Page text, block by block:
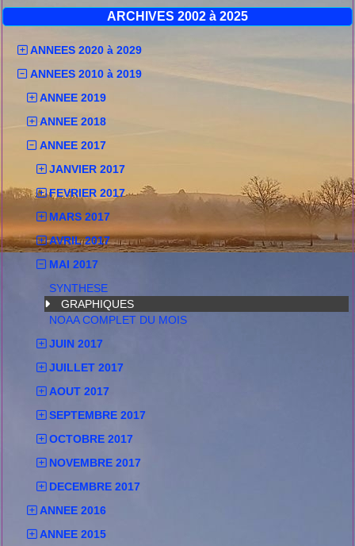
ARCHIVES 2002 à 2025
ANNEES 2020 à 2029
ANNEES 2010 à 2019
ANNEE 2019
ANNEE 2018
ANNEE 2017
JANVIER 2017
FEVRIER 2017
MARS 2017
AVRIL 2017
MAI 2017
SYNTHESE
GRAPHIQUES
NOAA COMPLET DU MOIS
JUIN 2017
JUILLET 2017
AOUT 2017
SEPTEMBRE 2017
OCTOBRE 2017
NOVEMBRE 2017
DECEMBRE 2017
ANNEE 2016
ANNEE 2015